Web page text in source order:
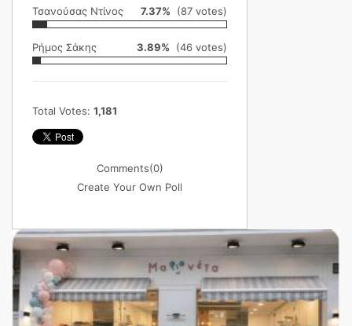
Τσανούσας Ντίνος 7.37% (87 votes)
Ρήμος Σάκης 3.89% (46 votes)
Total Votes: 1,181
Comments(0)
Create Your Own Poll